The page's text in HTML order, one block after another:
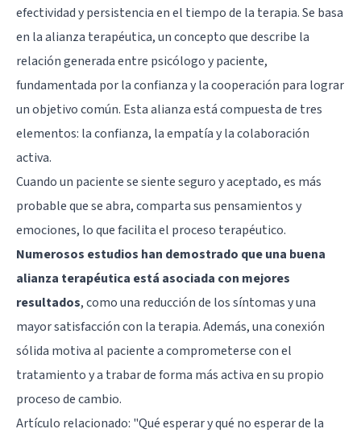
efectividad y persistencia en el tiempo de la terapia. Se basa
en la alianza terapéutica, un concepto que describe la
relación generada entre psicólogo y paciente,
fundamentada por la confianza y la cooperación para lograr
un objetivo común. Esta alianza está compuesta de tres
elementos: la confianza, la empatía y la colaboración
activa.
Cuando un paciente se siente seguro y aceptado, es más
probable que se abra, comparta sus pensamientos y
emociones, lo que facilita el proceso terapéutico.
Numerosos estudios han demostrado que una buena
alianza terapéutica está asociada con mejores
resultados, como una reducción de los síntomas y una
mayor satisfacción con la terapia. Además, una conexión
sólida motiva al paciente a comprometerse con el
tratamiento y a trabar de forma más activa en su propio
proceso de cambio.
Artículo relacionado: "Qué esperar y qué no esperar de la